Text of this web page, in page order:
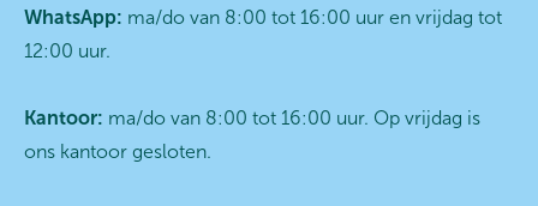
WhatsApp: ma/do van 8:00 tot 16:00 uur en vrijdag tot
12:00 uur.
Kantoor: ma/do van 8:00 tot 16:00 uur. Op vrijdag is
ons kantoor gesloten.